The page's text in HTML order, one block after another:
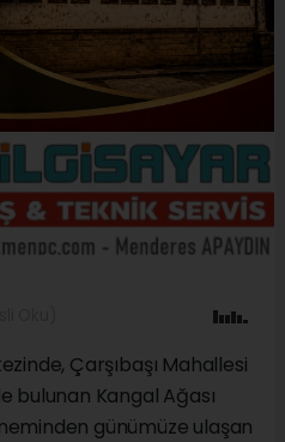
Çarşıbaşı Mahallesi
bulunan Kangal Ağası
günümüze ulaşan